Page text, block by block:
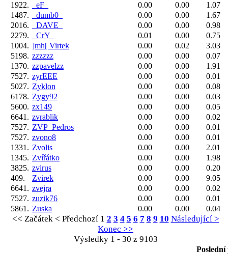
1922.
_eF_ 0.00 0.00
1.07
1487.
_dumb0_ 0.00 0.00
1.67
2016.
_DAVE_ 0.00 0.00
0.98
2279.
_CrY_ 0.01 0.00
0.75
1004. ]mh[ Virtek 0.00 0.02
3.03
5198. zzzzzz 0.00 0.00
0.07
1370. zzpavelzz 0.00 0.00
1.91
7527. zyrEEE 0.00 0.00
0.01
5027. Zyklon 0.00 0.00
0.08
6178. Zygy92 0.00 0.00
0.03
5600. zx149 0.00 0.00
0.05
6641. zvrablik 0.00 0.00
0.02
7527. ZVP_Pedros 0.00 0.00
0.01
7527. zvono8 0.00 0.00
0.01
1331. Zvolis 0.00 0.00
2.01
1345. Zvířátko 0.00 0.00
1.98
3825. zvirus 0.00 0.00
0.20
409.
Zvirek 0.00 0.00
9.05
6641. zvejra 0.00 0.00
0.02
7527. zuzik76 0.00 0.00
0.01
5861. Zuska 0.00 0.00 0.04
<< Začátek < Předchozí 1 2 3 4 5 6 7 8 9 10 Následující >
Konec >>
Výsledky 1 - 30 z 9103